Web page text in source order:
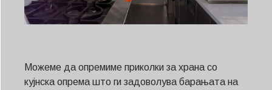
Можеме да опремиме приколки за храна со
кујнска опрема што ги задоволува барањата на